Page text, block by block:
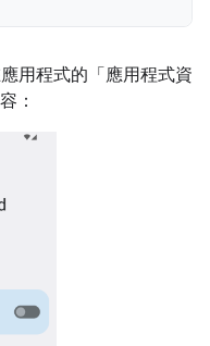
用程式的「應用程式資
：